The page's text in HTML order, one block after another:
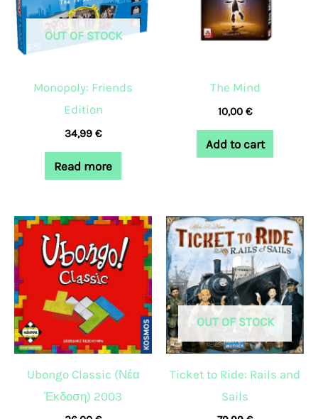
OUT OF STOCK
Monopoly: Friends
Edition
34,99 €
Read more
The Mind
10,00 €
Add to cart
Ubongo Classic (Νέα
Έκδοση) 2003
OUT OF STOCK
Ticket to Ride: Rails and
Sails